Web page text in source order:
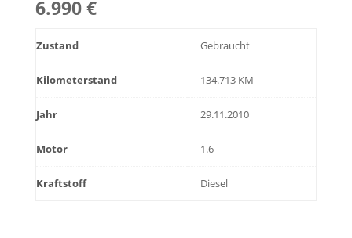
6.990 €
Zustand Gebraucht
Kilometerstand 134.713 KM
Jahr 29.11.2010
Motor 1.6
Kraftstoff Diesel